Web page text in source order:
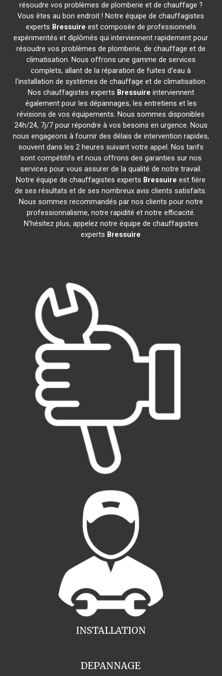
résoudre vos problèmes de plomberie et de chauffage ?
Vous êtes au bon endroit ! Notre équipe de chauffagistes
experts Bressuire est composée de professionnels
expérimentés et diplômés qui interviennent rapidement pour
résoudre vos problèmes de plomberie, de chauffage et de
climatisation. Nous offrons une gamme de services
complets, allant de la réparation de fuites d'eau à
l'installation de systèmes de chauffage et de climatisation.
Nos chauffagistes experts Bressuire interviennent
également pour les dépannages, les entretiens et les
révisions de vos équipements. Nous sommes disponibles
24h/24, 7j/7 pour répondre à vos besoins en urgence. Nous
nous engageons à fournir des délais de intervention rapides,
souvent dans les 2 heures suivant votre appel. Nos tarifs
sont compétitifs et nous offrons des garanties sur nos
services pour vous assurer de la qualité de notre travail.
Notre équipe de chauffagistes experts Bressuire est fière
de ses résultats et de ses nombreux avis clients satisfaits.
Nous sommes recommandés par nos clients pour notre
professionnalisme, notre rapidité et notre efficacité.
N'hésitez plus, appelez notre équipe de chauffagistes
experts Bressuire
INSTALLATION
DEPANNAGE